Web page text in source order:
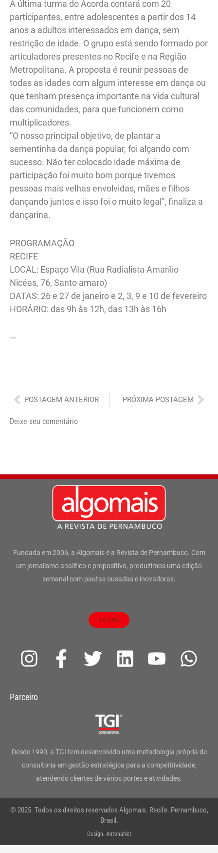
A última turma do Acorda contará com 20
participantes, entre adolescentes a partir dos 14
anos a adultos interessados em dança, sem
restrição de idade. O grupo está sendo formado por
articuladores presentes no Recife e na Região
Metropolitana. A proposta é reunir pessoas de
todas as idades com algum interesse em dança ou
que tenham presença importante na vida cultural
das comunidades, para que funcionem como
multiplicadores.
“O nosso principal objetivo, de plantar a
sementinha da dança popular, foi alçando com
sucesso. Não ter colocado idade máxima de
participação foi muito bom porque tivemos
pessoas mais velhas envolvidas, mães e filhos
dançando juntos e isso foi o muito legal”, finaliza a
dançarina.
PROGRAMAÇÃO
RECIFE
LOCAL: Espaço Vila (Rua Radialista Amarílio
Nicéas, 76, Santo amaro)
DATAS: 26 e 27 de janeiro e 2, 3, 9 e 10 de fevereiro
HORÁRIO: das 9h às 12h, das 13h às 16h
—
Anterior
POSTAGEM ANTERIOR PRÓXIMA POSTAGEM
Deixe seu comentário
Fundada em 2006, a Algomais é a Revista de Pernambuco. Com
um jornalismo analítico e propositivo, produzimos uma edição
semanal com pautas ousadas e inovadoras.
ASSINE
I
s
g
r
a
m
F
a
o
o
k
-
T
t
e
r
L
d
i
n
Y
b
e
W
a
p
Parceiro
Desde 1990, a TGI tem desenvolvido uma metodologia própria de
consultoria em gestão estratégica para a competitividade,
atendendo clientes de vários portes e atividades.
© 2025. Todos os direitos reservados Algomais. Recife. Pernambuco,
Brasil.
Design: AntenaNet